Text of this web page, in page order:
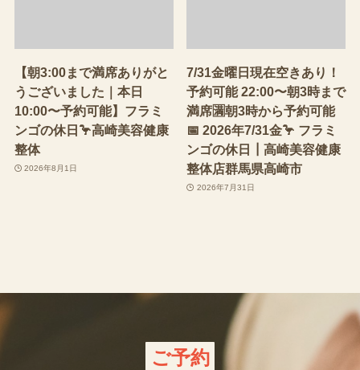
【朝3:00まで満席ありがと
うございました｜本日
10:00〜予約可能】フラミ
ンゴの休日🦩高崎美容健康
整体
2026年8月1日
7/31金曜日現在空きあり！
予約可能 22:00〜朝3時まで
満席🈵朝3時から予約可能
📅 2026年7/31金🦩 フラミ
ンゴの休日┃高崎美容健康
整体店群馬県高崎市
2026年7月31日
ご予約